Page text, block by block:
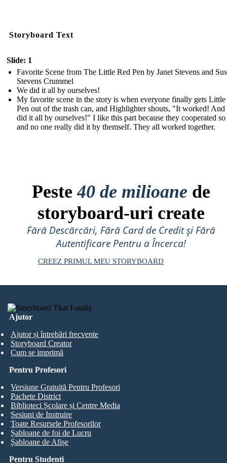
Storyboard Text
Slide: 1
Favorite Scene from The Little Red Pen by Janet Stevens and
Stevens Crummel
We did it all by ourselves!
My favorite scene in the story is when everyone finally gets Little
Pen out of the trash can, and Highlighter shouts, "It worked! And
did it all by ourselves!" I like this part because they cooperated
and no one really did it by themself. They all worked together.
Peste40 de milioane de
storyboard-uri create
Fără Descărcări, Fără Card de Credit și Fără
Autentificare Pentru a Încerca!
CREEZ PRIMUL MEU STORYBOARD
Ajutor
Ajutor și întrebări frecvente
Storyboard Creator
Cum se imprimă
Pentru Studenti
Pentru Profesori
Versiune Gratuită Pentru Profesori
Pachete District
Biblioteci Școlare și Centre Media
Sesiuni de Instruire
Toate Resursele Profesorilor
Șabloane de foi de Lucru
Șabloane de Afișe